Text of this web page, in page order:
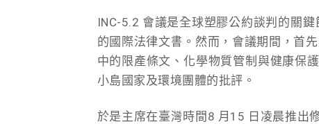
INC-5.2 會議是全球塑膠公約談判的關
的國際法律文書。然而，會議期間，首
中的限產條文、化學物質管制與健康保
小島國家及環境團體的批評。
於是主席在臺灣時間8 月15 日凌晨推出